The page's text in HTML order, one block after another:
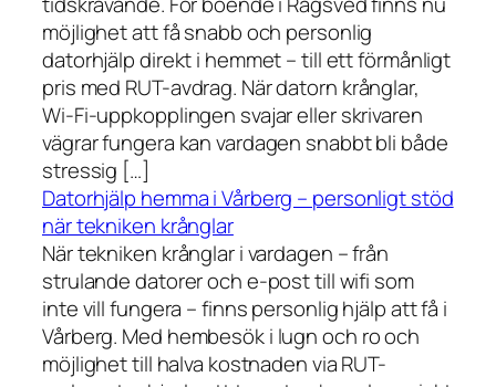
möjlighet att få snabb och personlig
datorhjälp direkt i hemmet – till ett förmånligt
pris med RUT-avdrag. När datorn krånglar,
Wi-Fi-uppkopplingen svajar eller skrivaren
vägrar fungera kan vardagen snabbt bli både
stressig […]
Datorhjälp hemma i Vårberg – personligt stöd
när tekniken krånglar
När tekniken krånglar i vardagen – från
strulande datorer och e-post till wifi som
inte vill fungera – finns personlig hjälp att få i
Vårberg. Med hembesök i lugn och ro och
möjlighet till halva kostnaden via RUT-